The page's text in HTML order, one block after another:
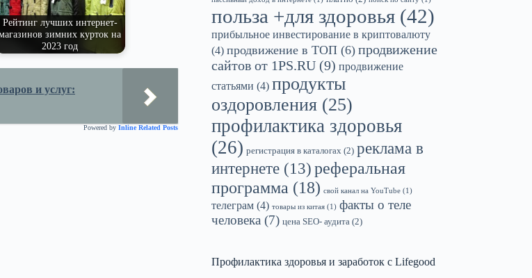
Рейтинг лучших интернет-
зимних курток на
2023 год
и услуг:
Powered by Inline Related Posts
польза +для здоровья (42)
прибыльное инвестирование в криптовалюту
(4) продвижение в ТОП (6) продвижение
сайтов от 1PS.RU (9) продвижение
статьями (4) продукты
оздоровления (25)
профилактика здоровья
(26) регистрация в каталогах (2) реклама в
интернете (13) реферальная
программа (18) свой канал на YouTube (1)
телеграм (4) товары из китая (1) факты о теле
человека (7) цена SEO- аудита (2)
Профилактика здоровья и заработок с Lifegood